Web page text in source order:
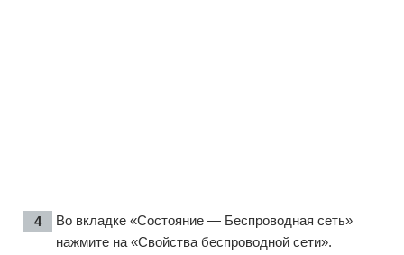
Во вкладке «Состояние — Беспроводная сеть»
нажмите на «Свойства беспроводной сети».